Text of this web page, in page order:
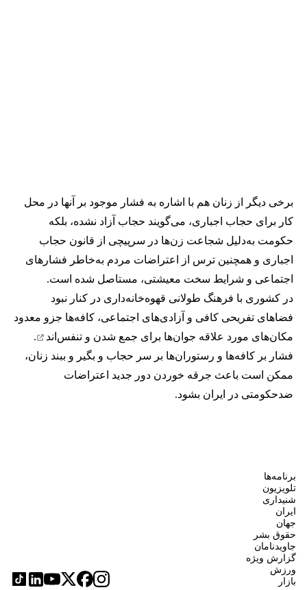
برخی دیگر از زنان هم با اشاره به فشار موجود بر آنها در محل
کار برای حجاب اجباری، می‌گویند حجاب آزاد نشده، بلکه
حکومت به‌دلیل شجاعت زن‌ها در سرپیچی از قانون حجاب
اجباری و همچنین ترس از اعتراضات مردم به‌خاطر فشارهای
اجتماعی و شرایط سخت معیشتی، مستاصل شده است.
در کشوری با فرهنگ طولانی قهوه‌‌خانه‌داری در کنار نبود
فضاهای تفریحی کافی و آزادی‌های اجتماعی، کافه‌ها جزو معدود
مکان‌های مورد علاقه جوان‌ها برای جمع شدن و تنفس‌اند
.
فشار بر کافه‌ها و رستوران‌ها بر سر حجاب و بگیر و ببند زنان،
ممکن است باعث جرقه خوردن دور جدید اعتراضات
ضدحکومتی در ایران بشود.
برنامه‌ها
تلویزیون
شنیداری
ایران
جهان
حقوق بشر
جاویدنامان
گزارش ویژه
ورزش
بازار